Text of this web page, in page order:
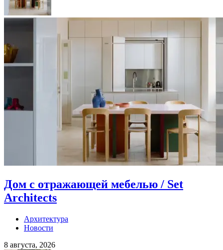
Дом с отражающей мебелью / Set
Architects
Архитектура
Новости
8 августа, 2026